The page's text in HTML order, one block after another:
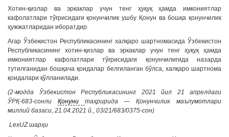
Хотин-қизлар ва эркаклар учун тенг ҳуқуқ ҳамда имкониятлар
кафолатлари тўғрисидаги қонунчилик ушбу Қонун ва бошқа қонунчилик
ҳужжатларидан иборатдир.
Агар Ўзбекистон Республикасининг халқаро шартномасида Ўзбекистон
Республикасининг хотин-қизлар ва эркаклар учун тенг ҳуқуқ ҳамда
имкониятлар кафолатлари тўғрисидаги қонунчилигида назарда
тутилганидан бошқача қоидалар белгиланган бўлса, халқаро шартнома
қоидалари қўлланилади.
(2-модда Ўзбекистон Республикасининг 2021 йил 21 апрелдаги
ЎРҚ-683-сонли Қонуни таҳририда — Қонунчилик маълумотлари
миллий базаси, 21.04.2021 й., 03/21/683/0375-сон)
LexUZ шарҳи